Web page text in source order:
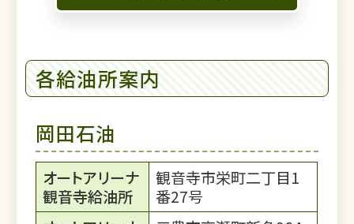
各給油所案内
岡田石油
オートアリーナ
観音寺給油所
観音寺市栄町二丁目1
番27号